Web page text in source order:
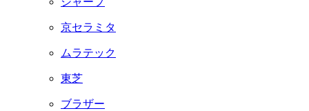
京セラミタ
ムラテック
東芝
ブラザー